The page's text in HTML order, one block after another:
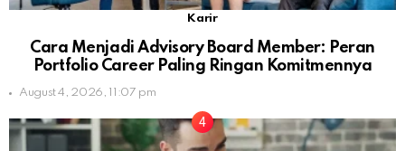
Karir
Cara Menjadi Advisory Board Member: Peran
Portfolio Career Paling Ringan Komitmennya
August 4, 2026, 11:07 pm